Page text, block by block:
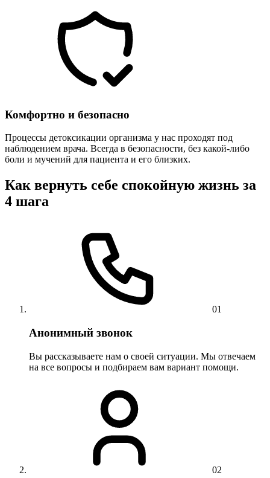
Комфортно и безопасно
Процессы детоксикации организма у нас проходят под
наблюдением врача. Всегда в безопасности, без какой-либо
боли и мучений для пациента и его близких.
Как вернуть себе спокойную жизнь за
4 шага
01
Анонимный звонок
Вы рассказываете нам о своей ситуации. Мы отвечаем
на все вопросы и подбираем вам вариант помощи.
02